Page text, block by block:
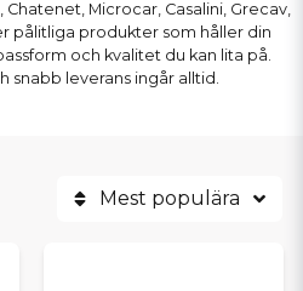
Microcar, Casalini, Grecav,
pålitliga produkter som håller din
och kvalitet du kan lita på.
snabb leverans ingår alltid.
Mest populära